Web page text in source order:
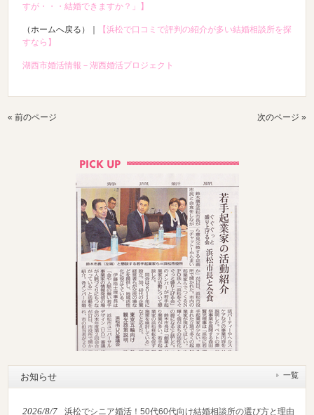
すが・・・結婚できますか？」】
（ホームへ戻る）｜
【浜松で口コミで評判の紹介が多い結婚相談所を探
すなら】
湖西市婚活情報－湖西婚活プロジェクト
« 前のページ 次のページ »
お知らせ 一覧
2026/8/7 浜松でシニア婚活！50代60代向け結婚相談所の選び方と理由